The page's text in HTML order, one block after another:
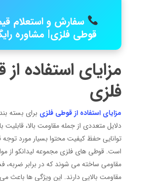
سفارش و استعلام
قوطی فلزی| مشاوره
مزایای استفاده
فلزی
مزایای استفاده از قوطی فلزی برای بسته
دلایل متعددی از جمله مقاومت بالا، قابلیت
توانایی حفظ کیفیت محتوا بسیار مورد توجه
است. قوطی‌ های فلزی مجموعه لیدانکو از
مقاومی ساخته می ‌شوند که در برابر ضربه،
مقاومت بالایی دارند. این ویژگی ‌ها باعث